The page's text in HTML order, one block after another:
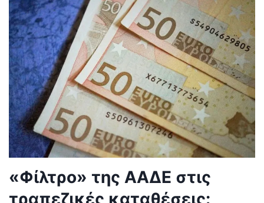
«Φίλτρο» της ΑΑΔΕ στις
τραπεζικές καταθέσεις: